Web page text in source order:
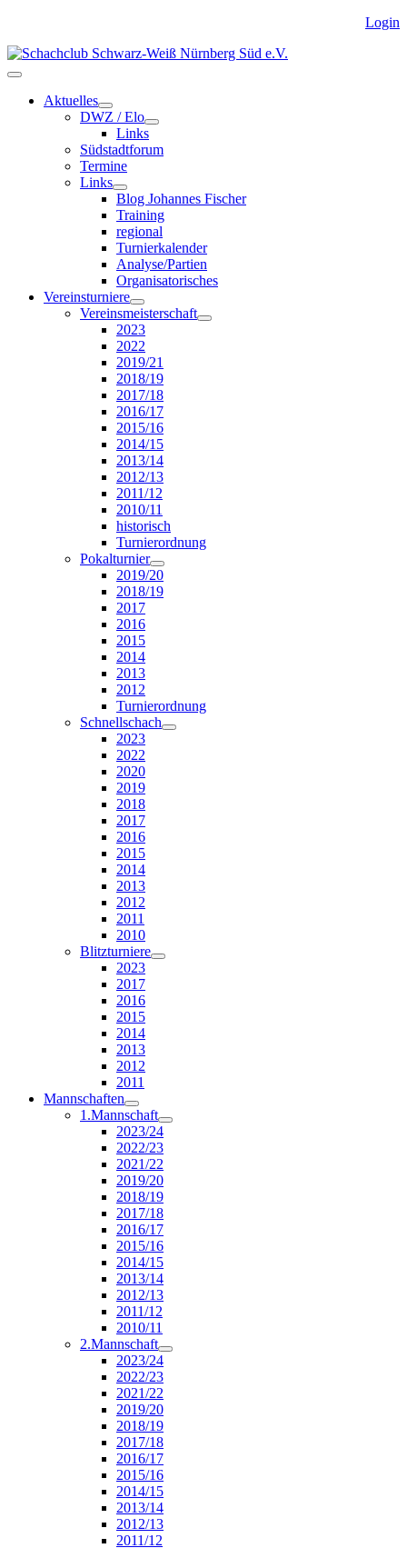
Login
Aktuelles
DWZ / Elo
Links
Südstadtforum
Termine
Links
Blog Johannes Fischer
Training
regional
Turnierkalender
Analyse/Partien
Organisatorisches
Vereinsturniere
Vereinsmeisterschaft
2023
2022
2019/21
2018/19
2017/18
2016/17
2015/16
2014/15
2013/14
2012/13
2011/12
2010/11
historisch
Turnierordnung
Pokalturnier
2019/20
2018/19
2017
2016
2015
2014
2013
2012
Turnierordnung
Schnellschach
2023
2022
2020
2019
2018
2017
2016
2015
2014
2013
2012
2011
2010
Blitzturniere
2023
2017
2016
2015
2014
2013
2012
2011
Mannschaften
1.Mannschaft
2023/24
2022/23
2021/22
2019/20
2018/19
2017/18
2016/17
2015/16
2014/15
2013/14
2012/13
2011/12
2010/11
2.Mannschaft
2023/24
2022/23
2021/22
2019/20
2018/19
2017/18
2016/17
2015/16
2014/15
2013/14
2012/13
2011/12